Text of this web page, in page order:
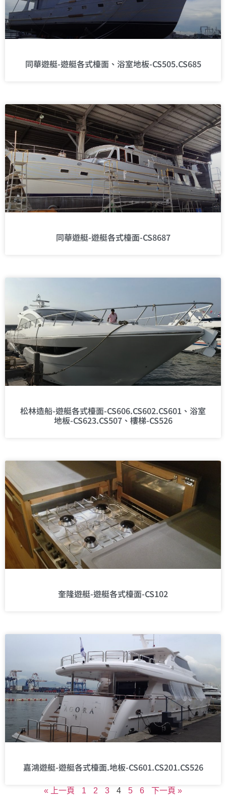
同華遊艇-遊艇各式檯面、浴室地板-CS505.CS685
同華遊艇-遊艇各式檯面-CS8687
松林造船-遊艇各式檯面-CS606.CS602.CS601、浴室
地板-CS623.CS507、樓梯-CS526
奎隆遊艇-遊艇各式檯面-CS102
嘉鴻遊艇-遊艇各式檯面.地板-CS601.CS201.CS526
« 上一頁 1 2 3 4 5 6 下一頁 »